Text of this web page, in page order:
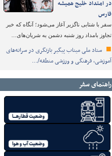
در امتداد خلیج همیشه
فارس
سفر با شتابی ناگزیر آغاز می‌شود؛ آنگاه که خبر
تجاوز بامداد روز شنبه دشمن به شریان‌های…
ستاد ملی میناب پیگیر بازنگری در سرانه‌های
آموزشی، فرهنگی و ورزشی منطقه/…
راهنمای سفر